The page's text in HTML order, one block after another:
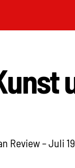
Review – Juli